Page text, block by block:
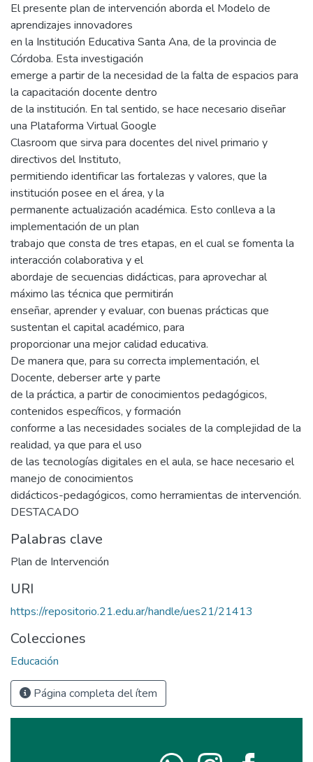
El presente plan de intervención aborda el Modelo de
aprendizajes innovadores
en la Institución Educativa Santa Ana, de la provincia de
Córdoba. Esta investigación
emerge a partir de la necesidad de la falta de espacios para
la capacitación docente dentro
de la institución. En tal sentido, se hace necesario diseñar
una Plataforma Virtual Google
Clasroom que sirva para docentes del nivel primario y
directivos del Instituto,
permitiendo identificar las fortalezas y valores, que la
institución posee en el área, y la
permanente actualización académica. Esto conlleva a la
implementación de un plan
trabajo que consta de tres etapas, en el cual se fomenta la
interacción colaborativa y el
abordaje de secuencias didácticas, para aprovechar al
máximo las técnica que permitirán
enseñar, aprender y evaluar, con buenas prácticas que
sustentan el capital académico, para
proporcionar una mejor calidad educativa.
De manera que, para su correcta implementación, el
Docente, deberser arte y parte
de la práctica, a partir de conocimientos pedagógicos,
contenidos específicos, y formación
conforme a las necesidades sociales de la complejidad de la
realidad, ya que para el uso
de las tecnologías digitales en el aula, se hace necesario el
manejo de conocimientos
didácticos-pedagógicos, como herramientas de intervención.
DESTACADO
Palabras clave
Plan de Intervención
URI
https://repositorio.21.edu.ar/handle/ues21/21413
Colecciones
Educación
Página completa del ítem